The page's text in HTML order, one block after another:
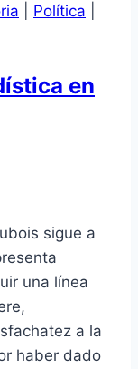
Política
en
sigue a
una línea
a la
haber dado